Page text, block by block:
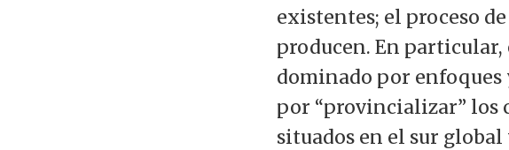
existentes; el proceso
producen. En
dominado por enfoques
por “provincializar” los
situados en el sur